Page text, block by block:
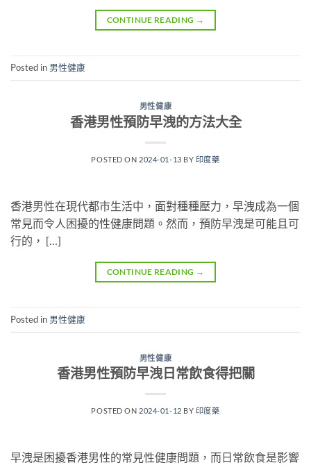
CONTINUE READING →
Posted in 男性健康
男性健康
香港男性預防早洩的方法大全
POSTED ON 2024-01-13 BY 印度藥
香港男性在現代都市生活中，面對種種壓力，早洩成為一個
常見而令人困擾的性健康問題。然而，預防早洩是可能且可
行的， […]
CONTINUE READING →
Posted in 男性健康
男性健康
香港男性預防早洩日常飲食得把關
POSTED ON 2024-01-12 BY 印度藥
早洩是困擾香港男性的常見性健康問題，而日常飲食是影響